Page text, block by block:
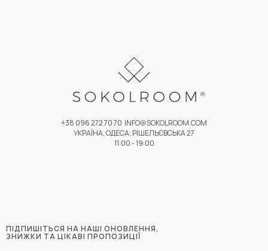
ПІДПИШІТЬСЯ НА НАШІ ОНОВЛЕННЯ,
ЗНИЖКИ ТА ЦІКАВІ ПРОПОЗИЦІЇ
+38 096 272 70 70 INFO@SOKOLROOM.COM
УКРАЇНА, ОДЕСА, РІШЕЛЬЄВСЬКА 27
11:00 - 19:00